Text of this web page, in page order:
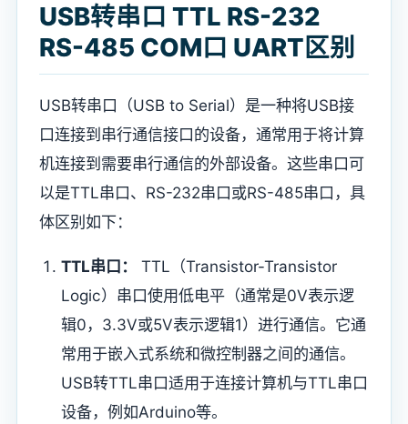
USB转串口 TTL RS-232
RS-485 COM口 UART区别
USB转串口（USB to Serial）是一种将USB接
口连接到串行通信接口的设备，通常用于将计算
机连接到需要串行通信的外部设备。这些串口可
以是TTL串口、RS-232串口或RS-485串口，具
体区别如下：
TTL串口：
TTL（Transistor-Transistor
Logic）串口使用低电平（通常是0V表示逻
辑0，3.3V或5V表示逻辑1）进行通信。它通
常用于嵌入式系统和微控制器之间的通信。
USB转TTL串口适用于连接计算机与TTL串口
设备，例如Arduino等。